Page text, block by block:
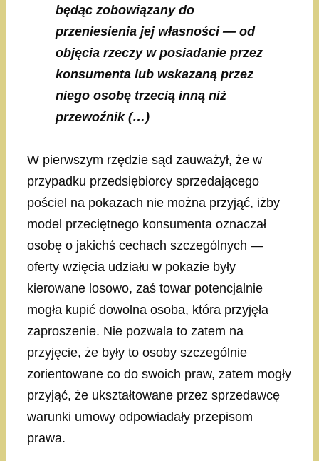
będąc zobowiązany do
przeniesienia jej własności — od
objęcia rzeczy w posiadanie przez
konsumenta lub wskazaną przez
niego osobę trzecią inną niż
przewoźnik (…)
W pierwszym rzędzie sąd zauważył, że w
przypadku przedsiębiorcy sprzedającego
pościel na pokazach nie można przyjąć, iżby
model przeciętnego konsumenta oznaczał
osobę o jakichś cechach szczególnych —
oferty wzięcia udziału w pokazie były
kierowane losowo, zaś towar potencjalnie
mogła kupić dowolna osoba, która przyjęła
zaproszenie. Nie pozwala to zatem na
przyjęcie, że były to osoby szczególnie
zorientowane co do swoich praw, zatem mogły
przyjąć, że ukształtowane przez sprzedawcę
warunki umowy odpowiadały przepisom
prawa.